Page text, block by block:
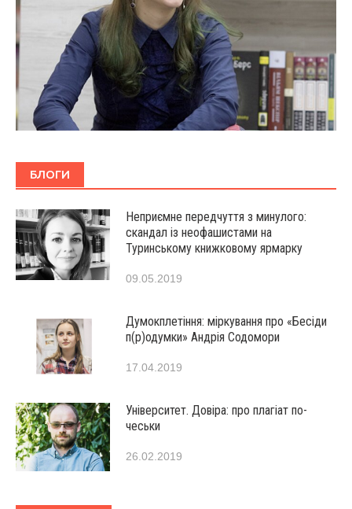
БЛОГИ
Неприємне передчуття з минулого:
скандал із неофашистами на
Туринському книжковому ярмарку
09.05.2019
Думокплетіння: міркування про «Бесіди
п(р)одумки» Андрія Содомори
17.04.2019
Університет. Довіра: про плагіат по-
чеськи
26.02.2019